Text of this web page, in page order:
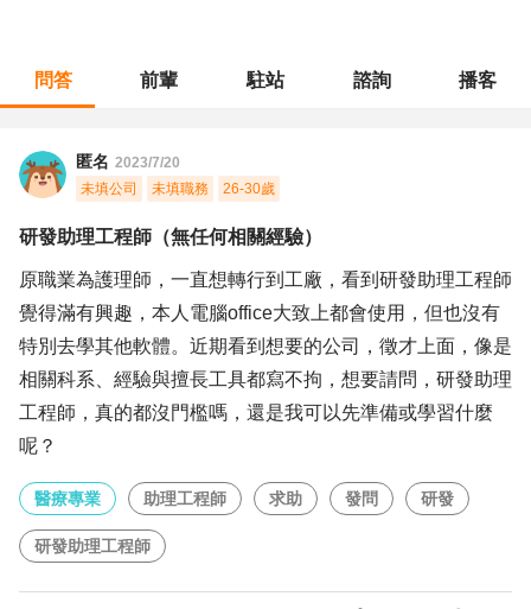
問答 前輩 駐站 諮詢 播客
匿名 2023/7/20
未填公司
未填職務 26-30歲
研發助理工程師（無任何相關經驗）
原職業為護理師，一直想轉行到工廠，看到研發助理工程師
覺得滿有興趣，本人電腦office大致上都會使用，但也沒有
特別去學其他軟體。近期看到想要的公司，徵才上面，像是
相關科系、經驗與擅長工具都寫不拘，想要請問，研發助理
工程師，真的都沒門檻嗎，還是我可以先準備或學習什麼
呢？
醫療專業 助理工程師 求助 發問 研發
研發助理工程師